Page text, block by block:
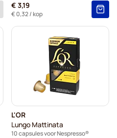
€ 3,19
€ 0,32/ kop
L'OR
Lungo Mattinata
10 capsules voor Nespresso®